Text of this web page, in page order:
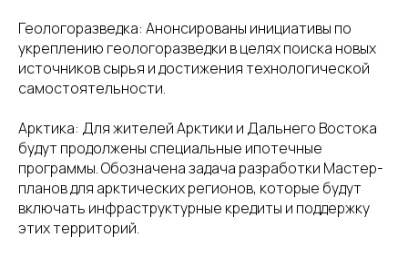
Геологоразведка: Анонсированы инициативы по
укреплению геологоразведки в целях поиска новых
источников сырья и достижения технологической
самостоятельности.
Арктика: Для жителей Арктики и Дальнего Востока
будут продолжены специальные ипотечные
программы. Обозначена задача разработки Мастер-
планов для арктических регионов, которые будут
включать инфраструктурные кредиты и поддержку
этих территорий.